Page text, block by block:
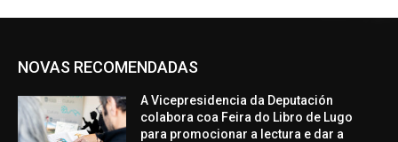
NOVAS RECOMENDADAS
A Vicepresidencia da Deputación
colabora coa Feira do Libro de Lugo
para promocionar a lectura e dar a